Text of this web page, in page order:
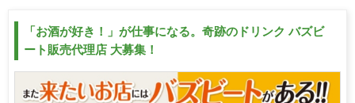
「お酒が好き！」が仕事になる。奇跡のドリンク バズビ
ート販売代理店 大募集！